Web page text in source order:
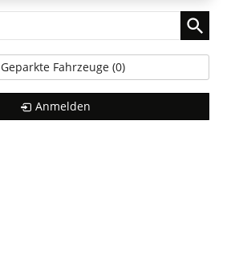
Geparkte Fahrzeuge (0)
Anmelden